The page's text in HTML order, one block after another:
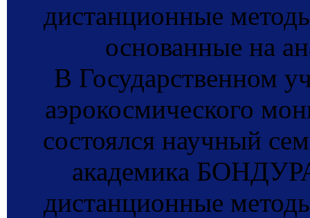
дистанционные
основанные на
В Государственном
аэрокосмического
состоялся научный
академика
дистанционные